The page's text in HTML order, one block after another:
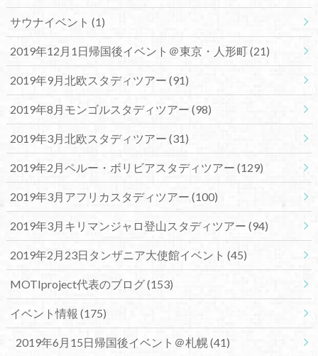
サウナイベント (1)
2019年12月1日帰国後イベント＠東京・人形町(21)
2019年9月北欧スタディツアー (91)
2019年8月モンゴルスタディツアー (98)
2019年3月北欧スタディツアー (31)
2019年2月ペルー・ボリビアスタディツアー (129)
2019年3月アフリカスタディツアー (100)
2019年3月キリマンジャロ登山スタディツアー (94)
2019年2月23日タンザニア大使館イベント (45)
MOTIproject代表のブログ(153)
イベント情報 (175)
2019年6月15日帰国後イベント＠札幌(41)